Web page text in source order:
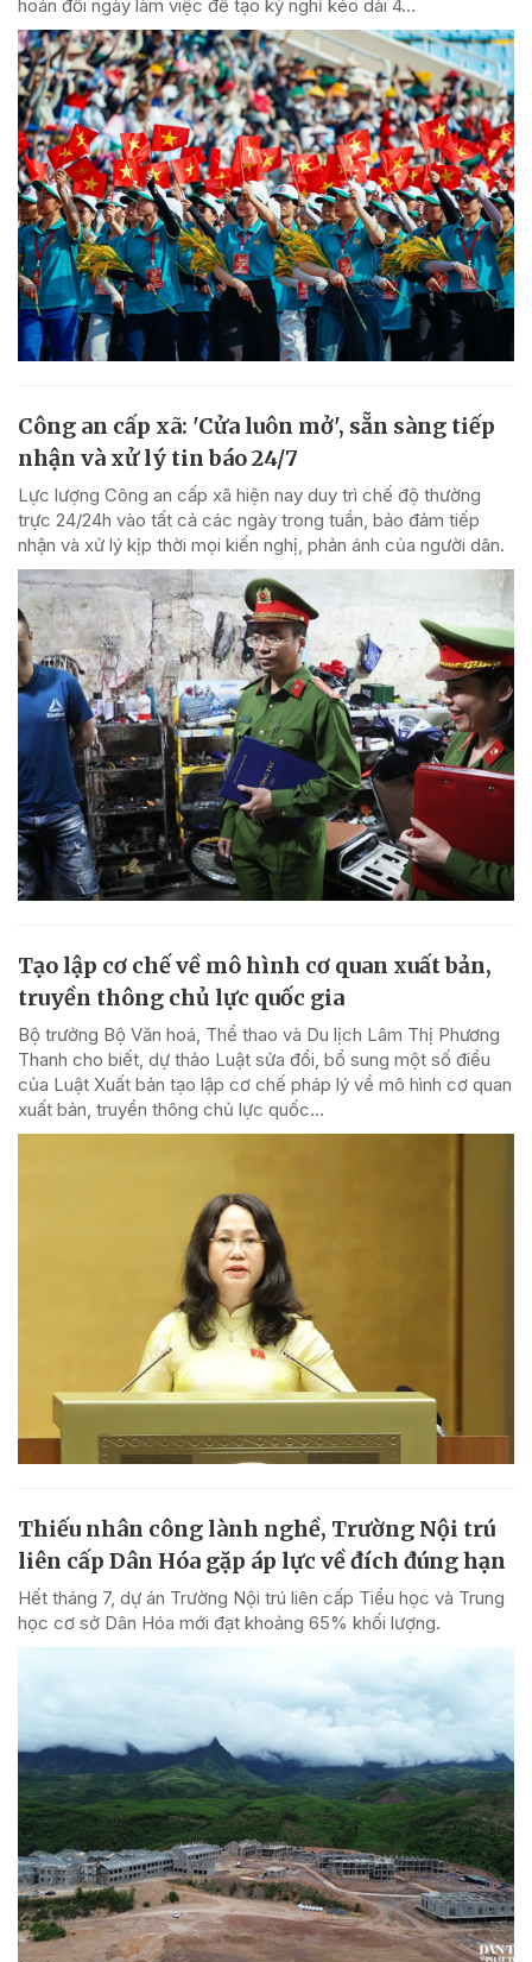
hoán đổi ngày làm việc để tạo kỳ nghỉ kéo dài 4...
Công an cấp xã: 'Cửa luôn mở', sẵn sàng tiếp
nhận và xử lý tin báo 24/7
Lực lượng Công an cấp xã hiện nay duy trì chế độ thường
trực 24/24h vào tất cả các ngày trong tuần, bảo đảm tiếp
nhận và xử lý kịp thời mọi kiến nghị, phản ánh của người dân.
Tạo lập cơ chế về mô hình cơ quan xuất bản,
truyền thông chủ lực quốc gia
Bộ trưởng Bộ Văn hoá, Thể thao và Du lịch Lâm Thị Phương
Thanh cho biết, dự thảo Luật sửa đổi, bổ sung một số điều
của Luật Xuất bản tạo lập cơ chế pháp lý về mô hình cơ quan
xuất bản, truyền thông chủ lực quốc...
Thiếu nhân công lành nghề, Trường Nội trú
liên cấp Dân Hóa gặp áp lực về đích đúng hạn
Hết tháng 7, dự án Trường Nội trú liên cấp Tiểu học và Trung
học cơ sở Dân Hóa mới đạt khoảng 65% khối lượng.